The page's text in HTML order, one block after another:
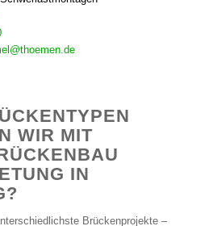
WIR MIT
IN
Brückenprojekte –